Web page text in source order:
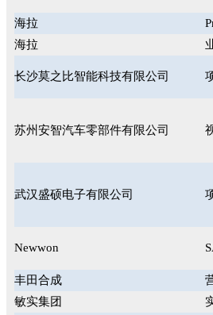
海拉
海拉
长沙莫之比智能科技有限公司
苏州安智汽车零部件有限公司
武汉盛硕电子有限公司
Newwon
丰田合成
敏实集团